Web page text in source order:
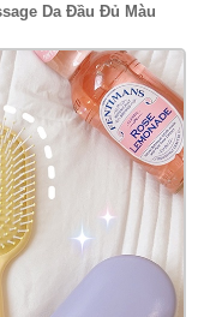
Da Đầu Đủ Màu